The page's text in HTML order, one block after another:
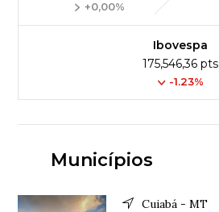
+0,00%
Ibovespa
175,546,36 pts
-1.23%
Municípios
Cuiabá - MT